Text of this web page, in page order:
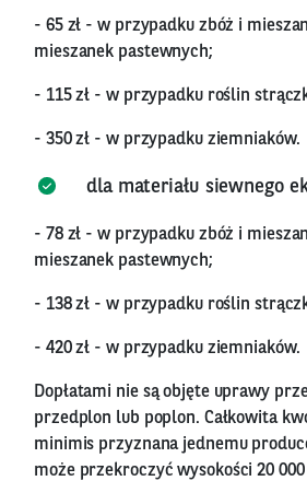
- 65 zł - w przypadku zbóż i
mieszanek pastewnych;
- 115 zł - w przypadku roślin
- 350 zł - w przypadku ziemniaków.
dla materiału siewnego
- 78 zł - w przypadku zbóż i
mieszanek pastewnych;
- 138 zł - w przypadku roślin
- 420 zł - w przypadku ziemniaków.
Dopłatami nie są objęte uprawy
przedplon lub poplon. Całkowita
minimis przyznana jednemu
może przekroczyć wysokości 20